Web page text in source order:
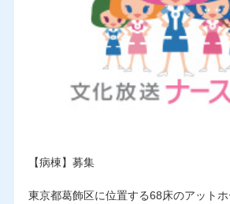
【病棟】募集
東京都葛飾区に位置する68床のアット